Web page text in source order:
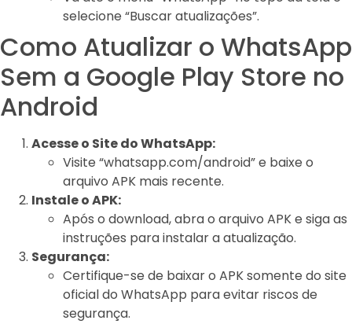
selecione “Buscar atualizações”.
Como Atualizar o WhatsApp
Sem a Google Play Store no
Android
Acesse o Site do WhatsApp:
Visite “whatsapp.com/android” e baixe o
arquivo APK mais recente.
Instale o APK:
Após o download, abra o arquivo APK e siga as
instruções para instalar a atualização.
Segurança:
Certifique-se de baixar o APK somente do site
oficial do WhatsApp para evitar riscos de
segurança.